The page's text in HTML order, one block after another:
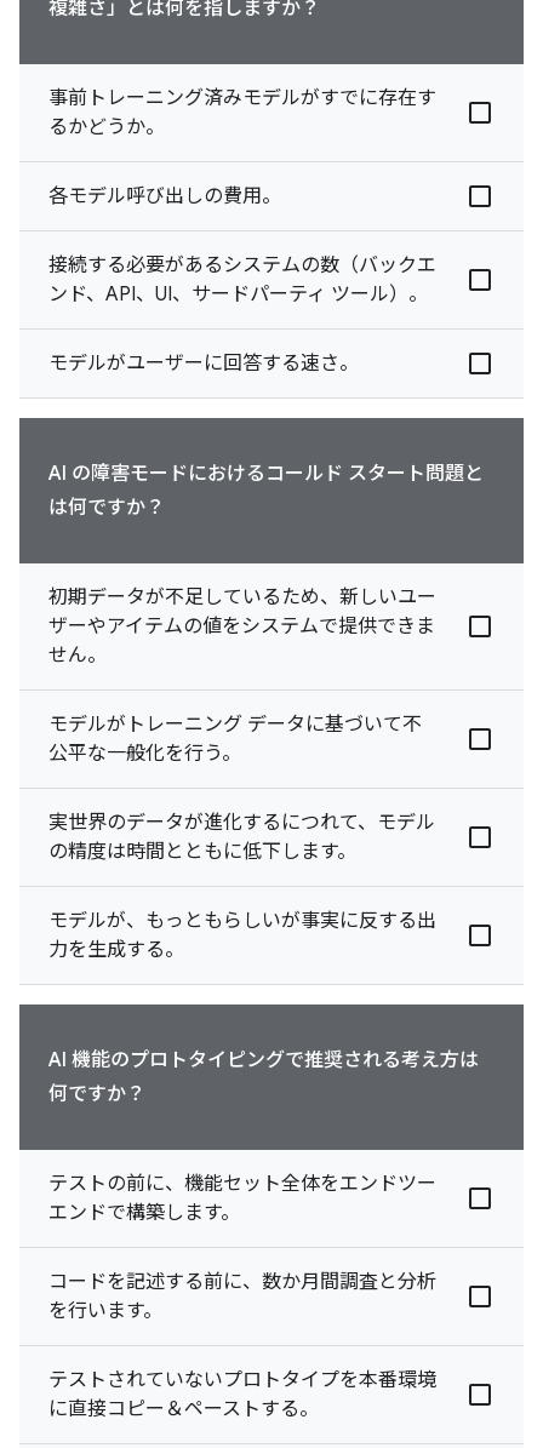
複雑さ」とは何を指しますか？
事前トレーニング済みモデルがすでに存在す
るかどうか。
各モデル呼び出しの費用。
接続する必要があるシステムの数（バックエ
ンド、API、UI、サードパーティ ツール）。
モデルがユーザーに回答する速さ。
AI の障害モードにおけるコールド スタート問題と
は何ですか？
初期データが不足しているため、新しいユー
ザーやアイテムの値をシステムで提供できま
せん。
モデルがトレーニング データに基づいて不
公平な一般化を行う。
実世界のデータが進化するにつれて、モデル
の精度は時間とともに低下します。
モデルが、もっともらしいが事実に反する出
力を生成する。
AI 機能のプロトタイピングで推奨される考え方は
何ですか？
テストの前に、機能セット全体をエンドツー
エンドで構築します。
コードを記述する前に、数か月間調査と分析
を行います。
テストされていないプロトタイプを本番環境
に直接コピー＆ペーストする。